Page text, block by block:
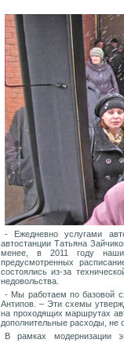
- Ежедневно услугами
автостанции Татьяна
менее, в 2011 году наши
предусмотренных
состоялись из-за
недовольства.
- Мы работаем по базовой
Антипов. – Эти схемы
на проходящих маршрутах
дополнительные расходы, не
В рамках модернизации